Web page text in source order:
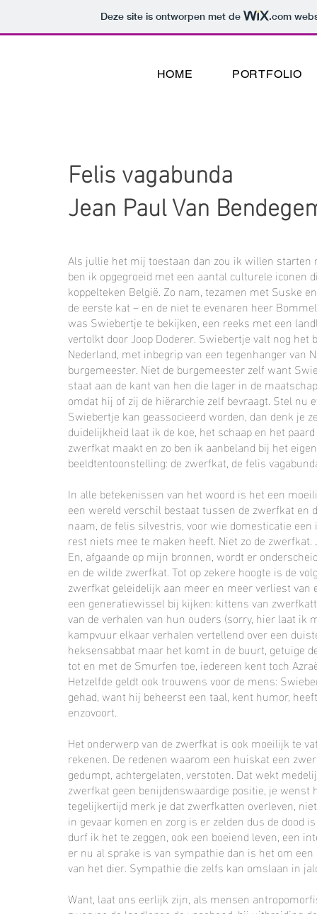
Deze site is ontworpen met de .com
HOME PORTFOLIO
Felis vagabunda
Jean Paul Van
Als jullie het mij toestaan dan zou ik willen
ben ik opgegroeid met een aantal culturele iconen
koppelteken België. Zo nam, tezamen met Suske
de eerste kat – en de niet te evenaren heer
was Swiebertje te bekijken, een reeks met een
vertolkt door Joop Doderer. Swiebertje valt nog
Nederland, met inbegrip van een tegenhanger van
burgemeester. Niet de burgemeester zelf want
staat aan de kant van hen die lager in de
omdat hij of zij de hiërarchie zelf bevraagt. Stel nu
Swiebertje kan geassocieerd worden, dan denk je
duidelijkheid laat ik de koe, het schaap en het
zwerfkat maakt en zo ben ik aanbeland bij het
beeldtentoonstelling: de zwerfkat, de felis
In alle betekenissen van het woord is het een
een wereld verschil bestaat tussen de zwerfkat en
naam, de felis silvestris, voor wie domesticatie
rest niets mee te maken heeft. Niet zo de
En, afgaande op mijn bronnen, wordt er
en de wilde zwerfkat. Tot op zekere hoogte is de
zwerfkat geleidelijk aan meer en meer verliest
een generatiewissel bij kijken: kittens van
van de verhalen van hun ouders (sorry, hier laat ik
kampvuur elkaar verhalen vertellend over een
heksensabbat maar het komt in de buurt, getuige
tot en met de Smurfen toe, iedereen kent toch
Hetzelfde geldt ook trouwens voor de mens:
gehad, want hij beheerst een taal, kent humor,
enzovoort.
Het onderwerp van de zwerfkat is ook moeilijk te
rekenen. De redenen waarom een huiskat een
gedumpt, achtergelaten, verstoten. Dat wekt
zwerfkat geen benijdenswaardige positie, je
tegelijkertijd merk je dat zwerfkatten overleven,
in gevaar komen en zorg is er zelden dus de dood
durf ik het te zeggen, ook een boeiend leven, een
er nu al sprake is van sympathie dan is het om
van het dier. Sympathie die zelfs kan omslaan in
Want, laat ons eerlijk zijn, als mensen